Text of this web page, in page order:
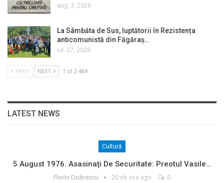
aug. 3, 2026
La Sâmbăta de Sus, luptătorii în Rezistența
anticomunistă din Făgăraș…
iul. 27, 2026
PREV NEXT 1 of 2.484
LATEST NEWS
Cultură
5 August 1976. Asasinați De Securitate: Preotul Vasile…
Florin Dobrescu 20 de ore ago 0